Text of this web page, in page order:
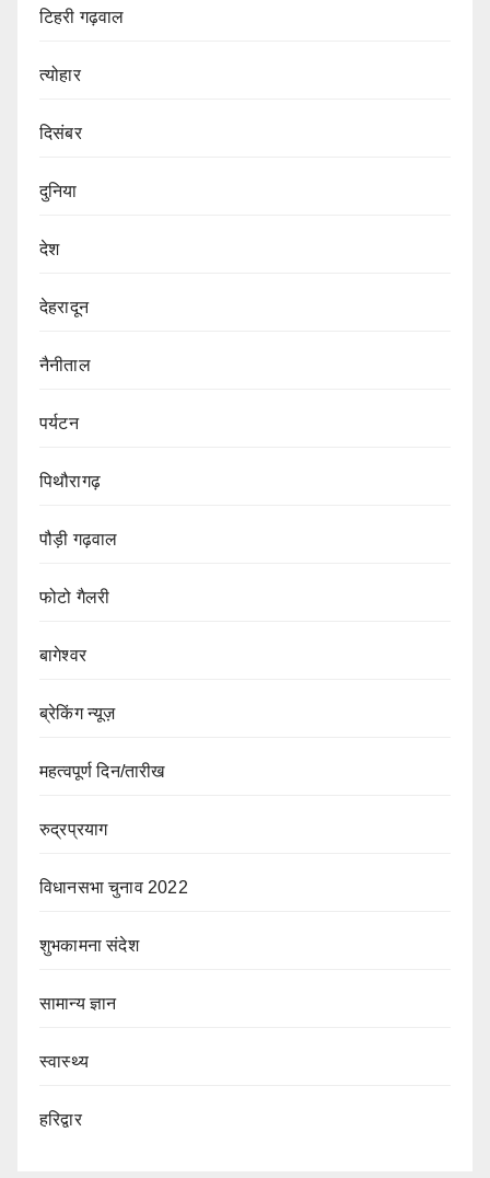
टिहरी गढ़वाल
त्योहार
दिसंबर
दुनिया
देश
देहरादून
नैनीताल
पर्यटन
पिथौरागढ़
पौड़ी गढ़वाल
फोटो गैलरी
बागेश्वर
ब्रेकिंग न्यूज़
महत्वपूर्ण दिन/तारीख
रुद्रप्रयाग
विधानसभा चुनाव 2022
शुभकामना संदेश
सामान्य ज्ञान
स्वास्थ्य
हरिद्वार